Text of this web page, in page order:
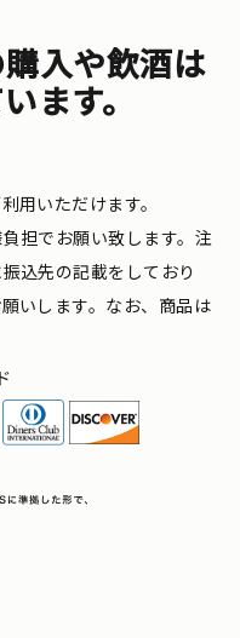
入や飲酒は
ます。
用いただけます。
担でお願い致します。注
込先の記載をしており
いします。なお、商品は